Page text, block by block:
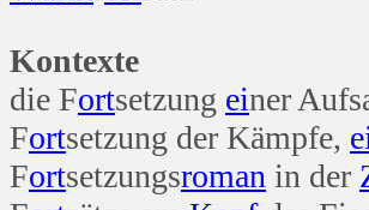
Kontexte
die Fortsetzung einer
Fortsetzung der Kämpfe,
Fortsetzungsroman in der